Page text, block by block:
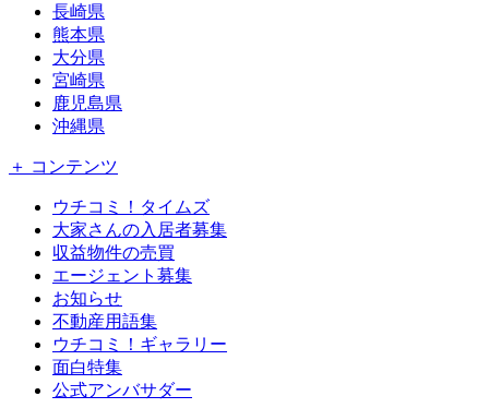
長崎県
熊本県
大分県
宮崎県
鹿児島県
沖縄県
＋ コンテンツ
ウチコミ！タイムズ
大家さんの入居者募集
収益物件の売買
エージェント募集
お知らせ
不動産用語集
ウチコミ！ギャラリー
面白特集
公式アンバサダー